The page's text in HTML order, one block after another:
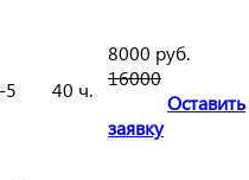
5 40 ч.
8000 руб.
16000
Оставить
заявку